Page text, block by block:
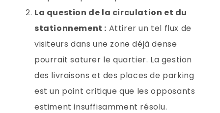
La question de la circulation et du
stationnement : Attirer un tel flux de
visiteurs dans une zone déjà dense
pourrait saturer le quartier. La gestion
des livraisons et des places de parking
est un point critique que les opposants
estiment insuffisamment résolu.